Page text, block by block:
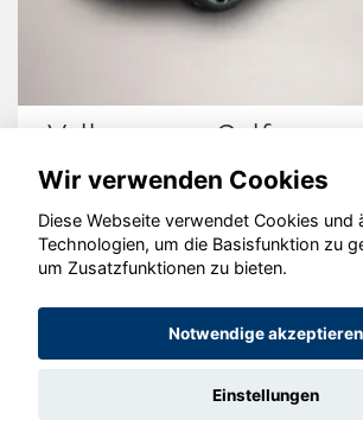
Volkswagen Golf
© konjunkturmotor.de GmbH
Wir verwenden Cookies
Diese Webseite verwendet Cookies und
Technologien, um die Basisfunktion zu
um Zusatzfunktionen zu bieten.
Notwendige akzeptieren
Einstellungen